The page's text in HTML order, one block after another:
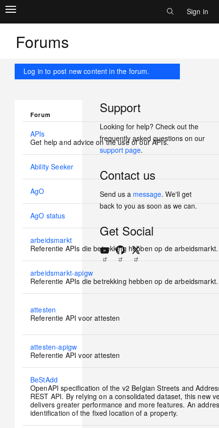
Skip
to
content
Toggle
navigation
menu
Log
Sign in
Forums
Log in to post new content in the forum.
Forum
No
new
APIs
Get help and advice on the use of our APIs.
No
Ability Seeker
No
AgO
No
AgO status
No
new
arbeidsmarkt
Referentie APIs die betrekking hebben op de arbeidsmarkt.
No
new
arbeidsmarkt-apigw
Referentie APIs die betrekking hebben op de arbeidsmarkt.
No
new
attesten
Referentie API voor attesten
No
new
attesten-apigw
Referentie API voor attesten
No
new
posts
BeStAdd
OpenAPI specification of the v2 Belgian Streets and
REST API. By relying on a consolidated dataset, this new
delivers greater performance and more features. An
identification of the fixed location of a property.
Support
Looking for help? Check out the
frequently asked questions on our
support page.
Contact us
Send us a message. We'll get
back to you as soon as we can.
Get Social